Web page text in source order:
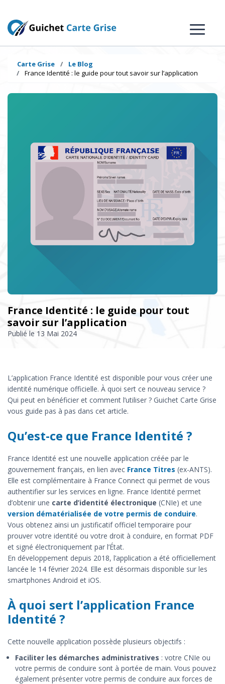
Carte Grise
Le Blog
France Identité : le guide pour tout savoir sur l’application
France Identité : le guide pour tout
savoir sur l’application
Publié le 13 Mai 2024
L’application France Identité est disponible pour vous créer une
identité numérique officielle. À quoi sert ce nouveau service ?
Qui peut en bénéficier et comment l’utiliser ? Guichet Carte Grise
vous guide pas à pas dans cet article.
Qu’est-ce que France Identité ?
France Identité est une nouvelle application créée par le
gouvernement français, en lien avec France Titres (ex-ANTS).
Elle est complémentaire à France Connect qui permet de vous
authentifier sur les services en ligne. France Identité permet
d’obtenir une carte d’identité électronique (CNIe) et une
version dématérialisée de votre permis de conduire.
Vous obtenez ainsi un justificatif officiel temporaire pour
prouver votre identité ou votre droit à conduire, en format PDF
et signé électroniquement par l’État.
En développement depuis 2018, l’application a été officiellement
lancée le 14 février 2024. Elle est désormais disponible sur les
smartphones Android et iOS.
À quoi sert l’application France
Identité ?
Cette nouvelle application possède plusieurs objectifs :
Faciliter les démarches administratives : votre CNIe ou
votre permis de conduire sont à portée de main. Vous pouvez
également présenter votre permis de conduire aux forces de